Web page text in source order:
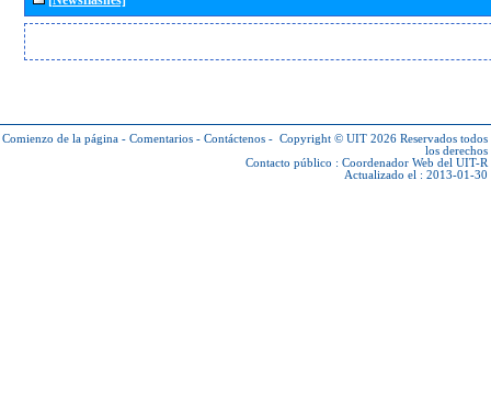
Comienzo de la página - Comentarios - Contáctenos - Copyright © UIT 2026 Reservados todos
los derechos
Contacto público : Coordenador Web del UIT-R
Actualizado el : 2013-01-30